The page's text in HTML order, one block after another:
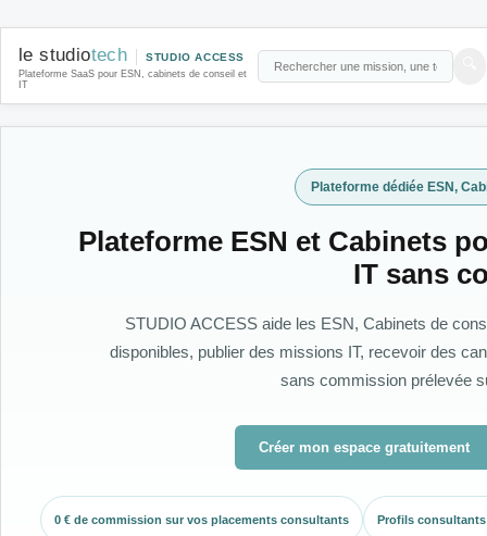
le studiotech STUDIO ACCESS
Plateforme SaaS pour ESN, cabinets de conseil et
IT
Plateforme dédiée ESN,
Plateforme ESN et Cabinets
IT sans
STUDIO ACCESS aide les ESN, Cabinets de
disponibles, publier des missions IT, recevoir des
sans commission prélevée
Créer mon espace gratuitement
0 € de commission sur vos placements consultants Profils